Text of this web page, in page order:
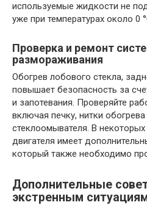
используемые жидкости не
уже при температурах около 0
Проверка и ремонт
размораживания
Обогрев лобового стекла,
повышает безопасность за
и запотевания. Проверяйте
включая печку, нитки
стеклоомывателя. В
двигателя имеет
который также необходимо
Дополнительные
экстренным